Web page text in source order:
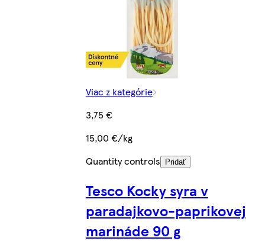
Viac z kategórie
3,75 €
15,00 €/kg
Quantity controls
Pridať
Tesco Kocky syra v
paradajkovo-paprikovej
marináde 90 g